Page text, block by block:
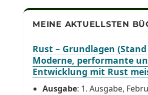
MEINE AKTUELLSTEN
Rust – Grundlagen (Stand
Moderne, performante
Entwicklung mit Rust
Ausgabe: 1. Ausgabe,